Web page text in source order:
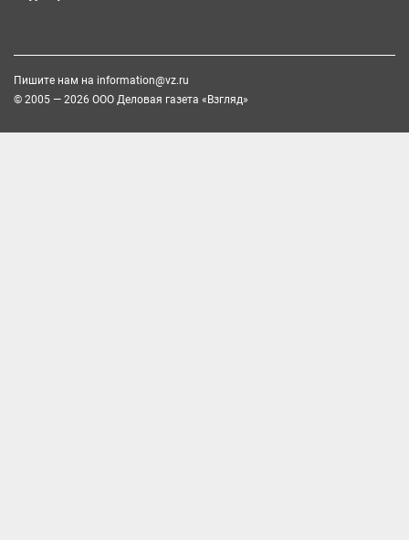
Пишите нам на information@vz.ru
© 2005 — 2026 ООО Деловая газета «Взгляд»